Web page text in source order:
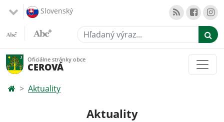
Slovenský
Hľadaný výraz...
Oficiálne stránky obce
CEROVÁ
Aktuality
Aktuality